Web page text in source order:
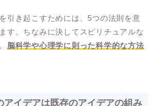
引き起こすためには、5つの法則を意
す。ちなみに決してスピリチュアルな
脳科学や心理学に則った科学的な方法
イデアは既存のアイデアの組み